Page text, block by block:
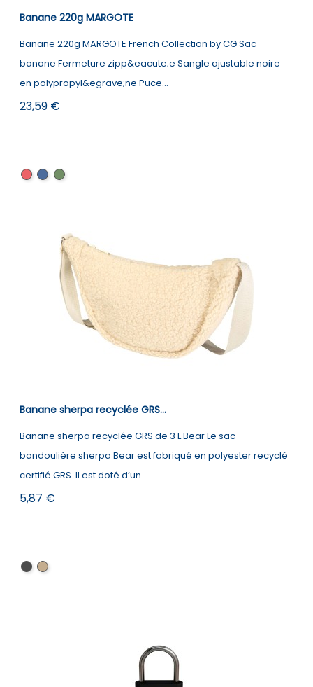
Banane 220g MARGOTE
Banane 220g MARGOTE French Collection by CG Sac
banane Fermeture zipp&eacute;e Sangle ajustable noire
en polypropyl&egrave;ne Puce...
Prix
23,59 €
rougebleukaki
Banane sherpa recyclée GRS...
Banane sherpa recyclée GRS de 3 L Bear Le sac
bandoulière sherpa Bear est fabriqué en polyester recyclé
certifié GRS. Il est doté d’un...
Prix
5,87 €
NoirNaturel